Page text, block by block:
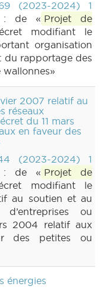
(2023-2024) 1
: de « Projet de
modifiant le
organisation
rapportage des
2007 relatif au
réseaux
du 11 mars
en faveur des
(2023-2024) 1
: de « Projet de
modifiant le
au soutien et au
ou
2004 relatif aux
des petites ou
énergies